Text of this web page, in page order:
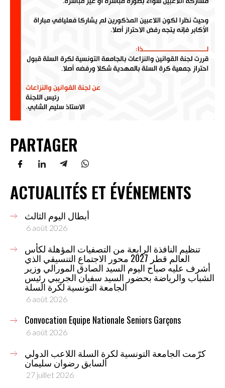
PARTAGER
ACTUALITÉS ET ÉVÉNEMENTS
أبطال اليوم الثالث
6 août 2026
تنظيم النافذة الرابعة من التصفيات المؤهلة لكأس
العالم قطر 2027 محور الاجتماع التنسيقي الذي
أشرف عليه صباح اليوم السيد الصادق المورالي وزير
الشباب والرياضة بحضور السيد سفيان الجريبي رئيس
الجامعة التونسية لكرة السلة
6 août 2026
Convocation Equipe Nationale Seniors Garçons
6 août 2026
كرّمت الجامعة التونسية لكرة السلة اللاعب الدولي
السابق رضوان سليمان
27 juillet 2026